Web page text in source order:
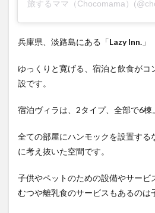
兵庫県、淡路島にある「Lazy Inn. 」
ゆっくりと寛げる、宿泊と飲食がコ
設です。
宿泊ヴィラは、2タイプ、全部で6棟。
全ての部屋にハンモックを設置する
に考え抜いた空間です。
子供やペットのための設備やサービ
むつや離乳食のサービスもあるのは